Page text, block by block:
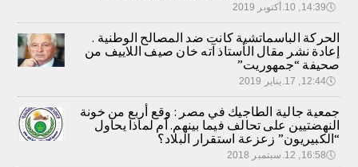
🕔14:39, 10.أكتوبر 2019
الحركة الباسماتشية كانت ضد المصالح الوطنية .
إعادة نشر مقال الأستاذ آته خان صيف اللاييف من
صحيفة “جمهوريت”
🕔12:44, 17.يناير 2019
جمعية جالية الطاجيك في مصر : وقع أربع من خونة
النهضتيين على تحالف فيما بينهم. أم لماذا يحاول
“الكبيريون” زعزعة استقرار البلاد؟
🕔16:58, 12.سبتمبر 2018